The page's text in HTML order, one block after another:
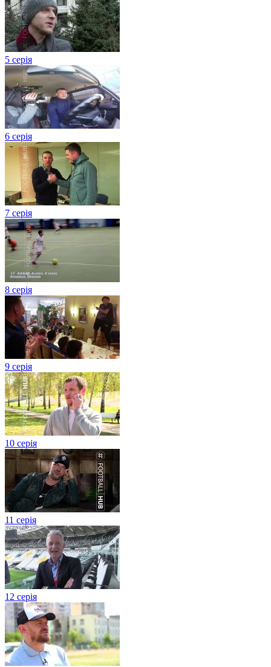
5 серія
6 серія
7 серія
8 серія
9 серія
10 серія
11 серія
12 серія